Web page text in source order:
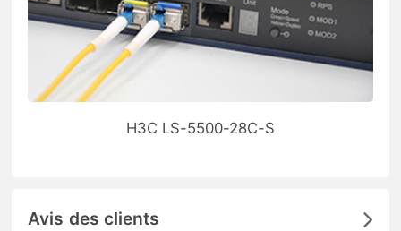
H3C LS-5500-28C-S
Avis des clients